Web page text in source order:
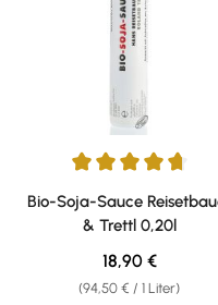
Durchschnittliche
Bio-Soja-Sauce
& Trettl 0,20l
(94,50 € / 1 Liter)
Regulärer Preis:
18,90 €